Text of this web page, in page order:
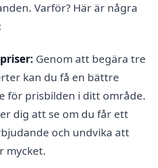
Varför? Här är några
Genom att begära tre
kan du få en bättre
för prisbilden i ditt område.
dig att se om du får ett
och undvika att
mycket.